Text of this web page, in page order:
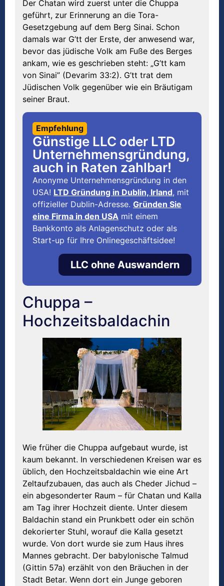
Der Chatan wird zuerst unter die Chuppa
geführt, zur Erinnerung an die Tora-
Gesetzgebung auf dem Berg Sinai. Schon
damals war G’tt der Erste, der anwesend war,
bevor das jüdische Volk am Fuße des Berges
ankam, wie es geschrieben steht: „G’tt kam
von Sinai” (Devarim 33:2). G’tt trat dem
Jüdischen Volk gegenüber wie ein Bräutigam
seiner Braut.
Empfehlung
Günstige LLC oder LTD
Unternehmensgründung,
auch in Raten zahlbar!
Anonyme Unternehmensgründung in den
USA! LTD Gründung in Dublin, Irland, mit
offizieller Dublin-Adresse. Gründen Sie
eine Firma in den USA mit einem
Bankkonto als Anlagenschutz oder als
Start-up für Ihre Onlinegeschäftsidee!
LLC ohne Auswandern
Chuppa –
Hochzeitsbaldachin
Wie früher die Chuppa aufgebaut wurde, ist
kaum bekannt. In verschiedenen Kreisen war es
üblich, den Hochzeitsbaldachin wie eine Art
Zeltaufzubauen, das auch als Cheder Jichud –
ein abgesonderter Raum – für Chatan und Kalla
am Tag ihrer Hochzeit diente. Unter diesem
Baldachin stand ein Prunkbett oder ein schön
dekorierter Stuhl, worauf die Kalla gesetzt
wurde. Von dort wurde sie zum Haus ihres
Mannes gebracht. Der babylonische Talmud
(Gittin 57a) erzählt von den Bräuchen in der
Stadt Betar. Wenn dort ein Junge geboren